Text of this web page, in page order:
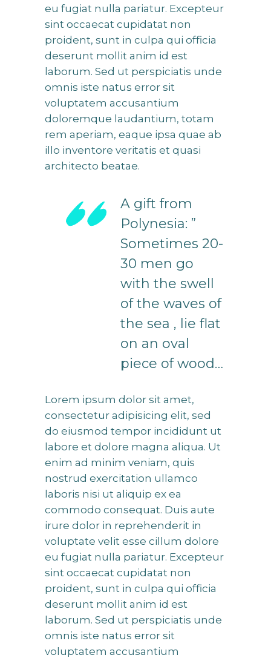
eu fugiat nulla pariatur. Excepteur
sint occaecat cupidatat non
proident, sunt in culpa qui officia
deserunt mollit anim id est
laborum. Sed ut perspiciatis unde
omnis iste natus error sit
voluptatem accusantium
doloremque laudantium, totam
rem aperiam, eaque ipsa quae ab
illo inventore veritatis et quasi
architecto beatae.
A gift from
Polynesia: ”
Sometimes 20-
30 men go
with the swell
of the waves of
the sea , lie flat
on an oval
piece of wood…
Lorem ipsum dolor sit amet,
consectetur adipisicing elit, sed
do eiusmod tempor incididunt ut
labore et dolore magna aliqua. Ut
enim ad minim veniam, quis
nostrud exercitation ullamco
laboris nisi ut aliquip ex ea
commodo consequat. Duis aute
irure dolor in reprehenderit in
voluptate velit esse cillum dolore
eu fugiat nulla pariatur. Excepteur
sint occaecat cupidatat non
proident, sunt in culpa qui officia
deserunt mollit anim id est
laborum. Sed ut perspiciatis unde
omnis iste natus error sit
voluptatem accusantium